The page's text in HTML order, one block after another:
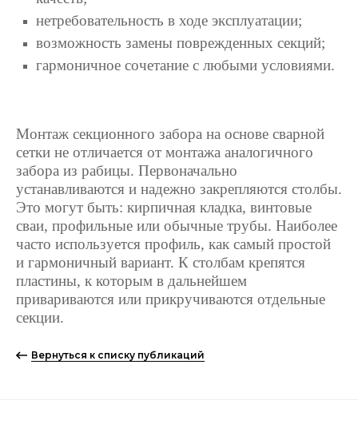
нетребовательность в ходе эксплуатации;
возможность замены поврежденных секций;
гармоничное сочетание с любыми условиями.
Монтаж секционного забора на основе сварной
сетки не отличается от монтажа аналогичного
забора из рабицы. Первоначально
устанавливаются и надежно закрепляются столбы.
Это могут быть: кирпичная кладка, винтовые
сваи, профильные или обычные трубы. Наиболее
часто используется профиль, как самый простой
и гармоничный вариант. К столбам крепятся
пластины, к которым в дальнейшем
привариваются или прикручиваются отдельные
секции.
Вернуться к списку публикаций